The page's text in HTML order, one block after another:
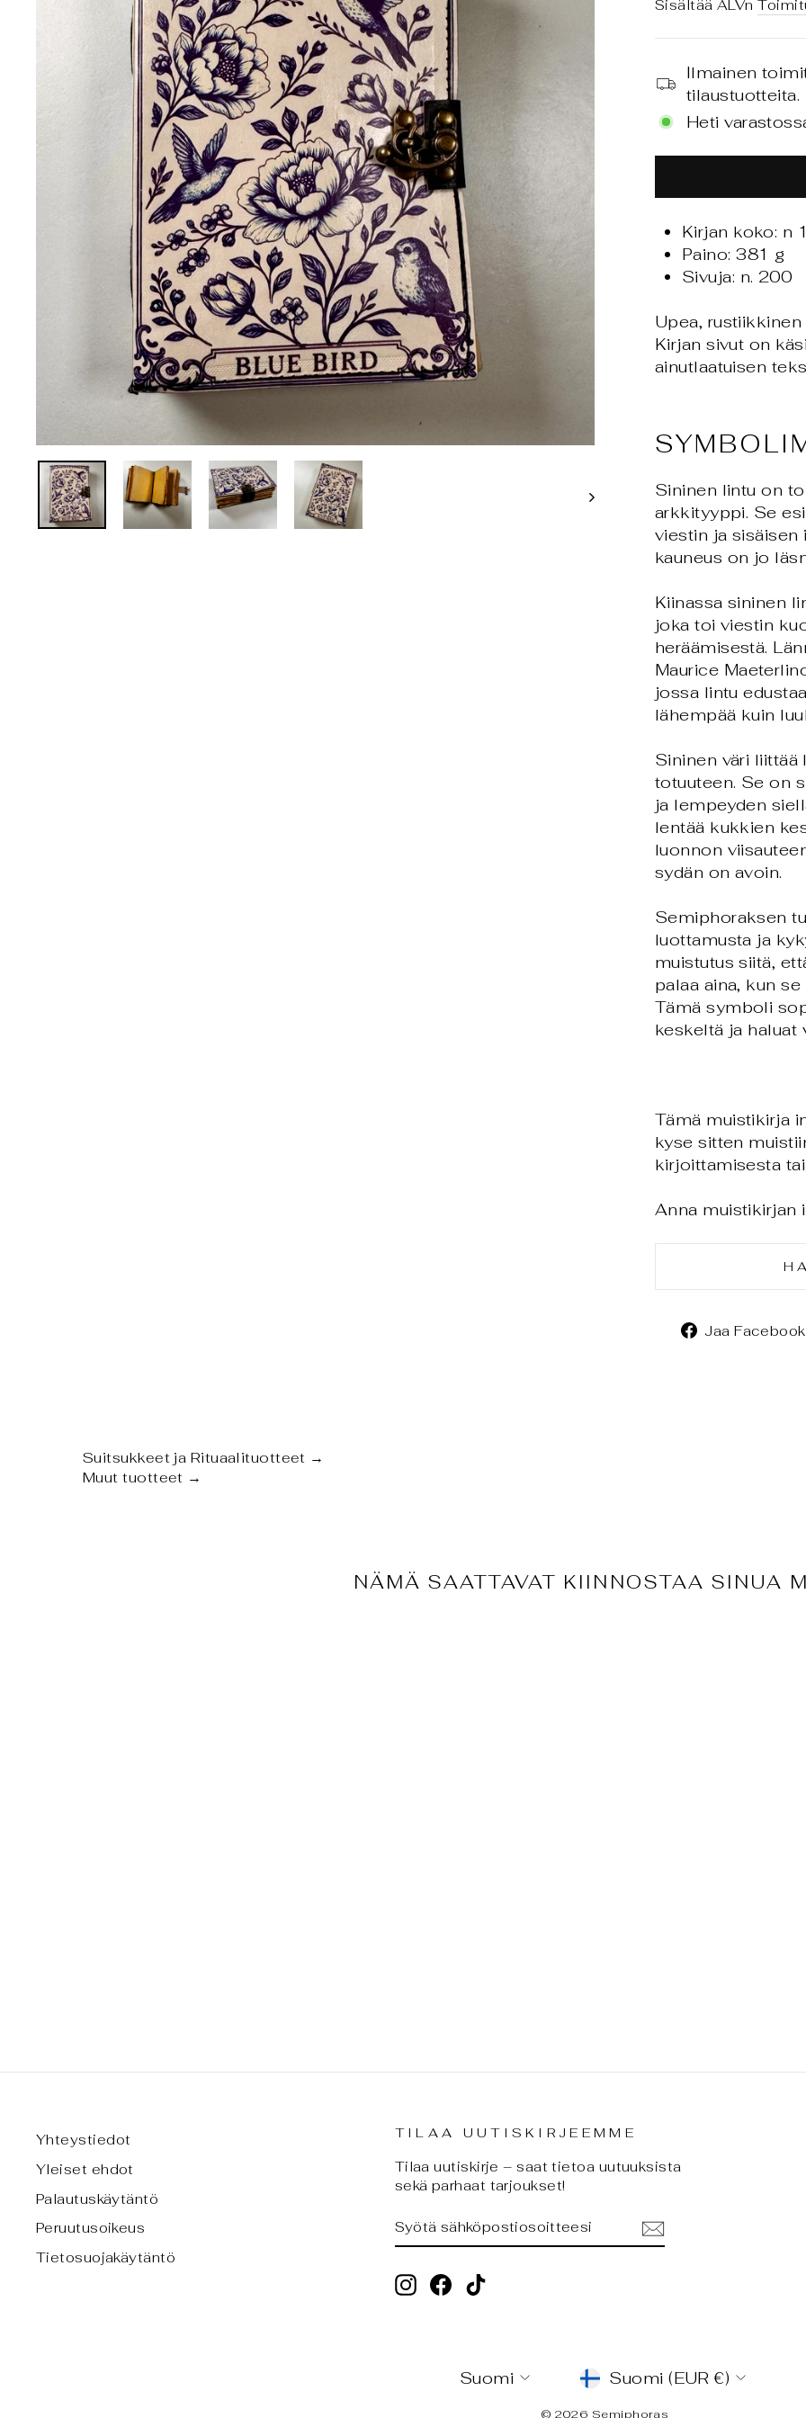
Sisältää ALVn
Ilmainen
tilaustuotteita.
Heti
Kirjan koko: n
Paino: 381 g
Sivuja: n. 200
Upea,
Kirjan sivut on
ainutlaatuisen
Sininen lintu on
arkkityyppi. Se
viestin ja
kauneus on jo
Kiinassa sininen
joka toi viestin
heräämisestä.
Maurice
jossa lintu
lähempää kuin
Sininen väri liittää
totuuteen. Se on
ja lempeyden
lentää kukkien
luonnon
sydän on avoin.
Semiphoraksen
luottamusta ja
muistutus siitä,
palaa aina, kun
Tämä symboli
keskeltä ja haluat
Tämä muistikirja
kyse sitten
kirjoittamisesta
Anna muistikirjan
Jaa
Suitsukkeet ja Rituaalituotteet →
Muut tuotteet →
NÄMÄ SAATTAVAT KIINNOSTAA SINUA
Yhteystiedot
Yleiset ehdot
Palautuskäytäntö
Peruutusoikeus
Tietosuojakäytäntö
TILAA UUTISKIRJEEMME
Tilaa uutiskirje – saat tietoa uutuuksista
sekä parhaat tarjoukset!
SÄHKÖPOSTIOSOITTEESI
Instagram
Facebook
TikTok
KIELI
Suomi VALUUTTA
Suomi (EUR €)
© 2026 Semiphoras